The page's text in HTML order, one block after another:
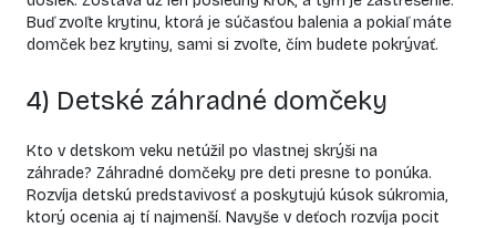
Buď zvoľte krytinu, ktorá je súčasťou balenia a pokiaľ máte
domček bez krytiny, sami si zvoľte, čím budete pokrývať.
4) Detské záhradné domčeky
Kto v detskom veku netúžil po vlastnej skrýši na
záhrade? Záhradné domčeky pre deti presne to ponúka.
Rozvíja detskú predstavivosť a poskytujú kúsok súkromia,
ktorý ocenia aj tí najmenší. Navyše v deťoch rozvíja pocit